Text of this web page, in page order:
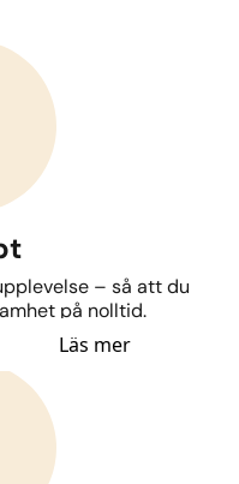
Läs mer
– så att du
på nolltid.